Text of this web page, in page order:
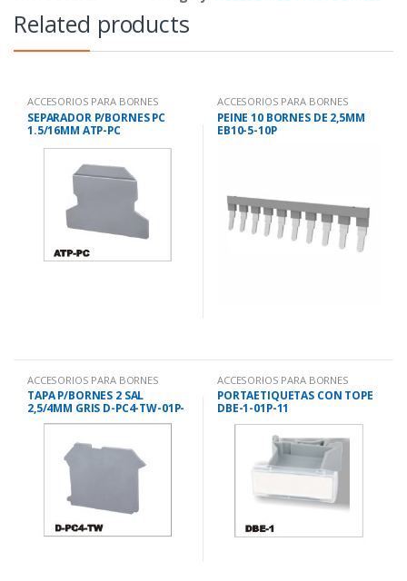
Related products
ACCESORIOS PARA BORNES
SEPARADOR P/BORNES PC
1.5/16MM ATP-PC
ACCESORIOS PARA BORNES
PEINE 10 BORNES DE 2,5MM
EB10-5-10P
ACCESORIOS PARA BORNES
TAPA P/BORNES 2 SAL
2,5/4MM GRIS D-PC4-TW-01P-
ACCESORIOS PARA BORNES
PORTAETIQUETAS CON TOPE
DBE-1-01P-11